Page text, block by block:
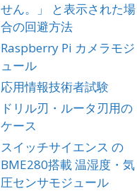
せん。」 と表示された場
合の回避方法
Raspberry Pi カメラモジ
ュール
応用情報技術者試験
ドリル刃・ルータ刃用の
ケース
スイッチサイエンス の
BME280搭載 温湿度・気
圧センサモジュール